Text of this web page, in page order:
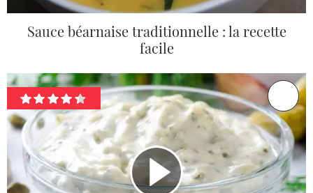
Sauce béarnaise traditionnelle : la recette
facile